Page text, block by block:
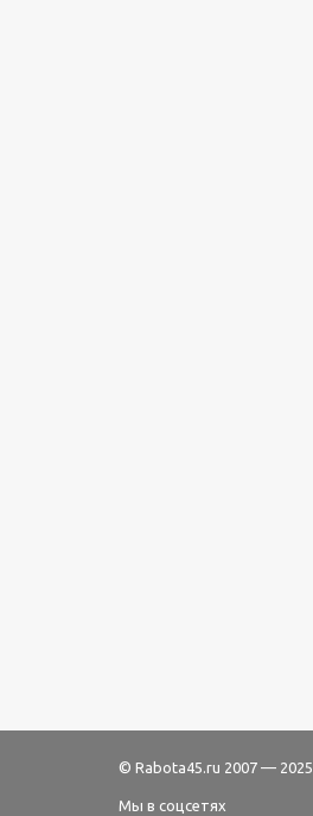
© Rabota45.ru 2007 — 2025
Мы в соцсетях